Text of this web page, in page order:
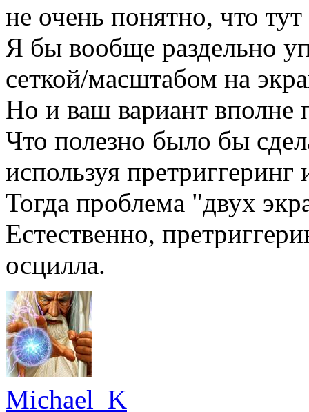
не очень понятно, что
Я бы вообще раздельно
сеткой/масштабом на
Но и ваш вариант вполне
Что полезно было бы
используя претриггеринг
Тогда проблема "двух
Естественно,
осцилла.
Michael_K